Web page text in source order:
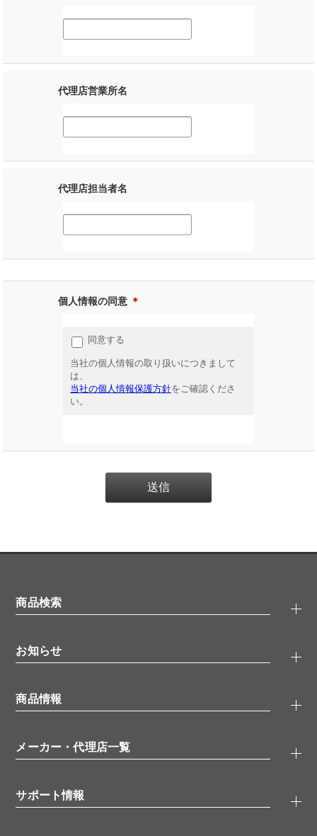
代理店営業所名
代理店担当者名
個人情報の同意 ＊
同意する
当社の個人情報の取り扱いにつきまして
は、
当社の個人情報保護方針をご確認くださ
い。
商品検索
タンパク質検索
ELISA/ELISpot検索
品番検索
お知らせ
無料サンプル
ウェビナー （オンラインセミナー）
学会・展示スケジュール
商品情報
抗体
シグナル伝達
糖類／レクチン
メーカー・代理店一覧
代理店
サポート情報